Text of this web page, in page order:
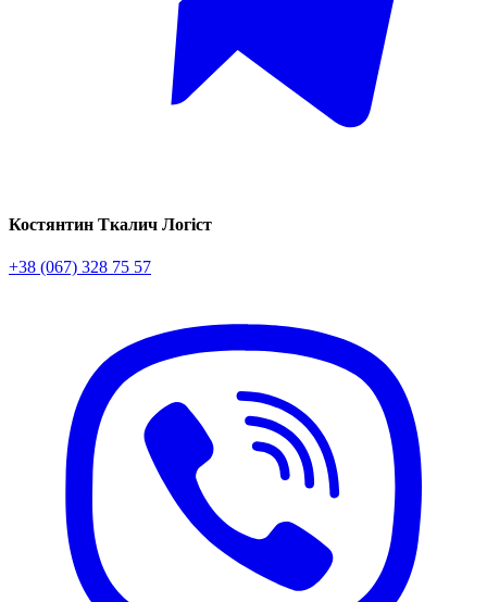
Костянтин Ткалич Логіст
+38 (067) 328 75 57